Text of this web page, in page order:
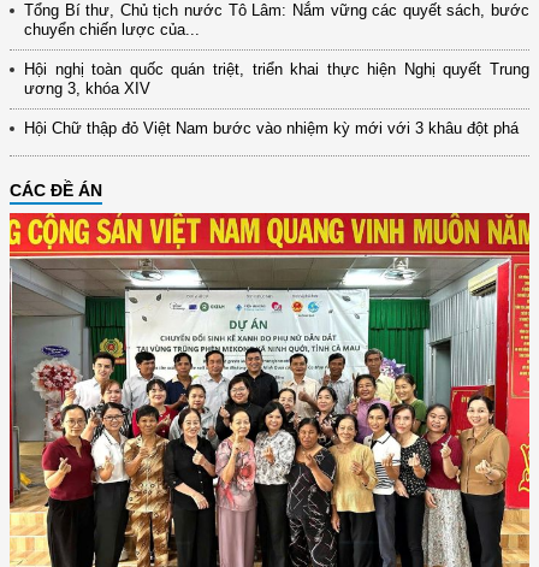
Tổng Bí thư, Chủ tịch nước Tô Lâm: Nắm vững các quyết sách, bước
chuyển chiến lược của...
Hội nghị toàn quốc quán triệt, triển khai thực hiện Nghị quyết Trung
ương 3, khóa XIV
Hội Chữ thập đỏ Việt Nam bước vào nhiệm kỳ mới với 3 khâu đột phá
CÁC ĐỀ ÁN